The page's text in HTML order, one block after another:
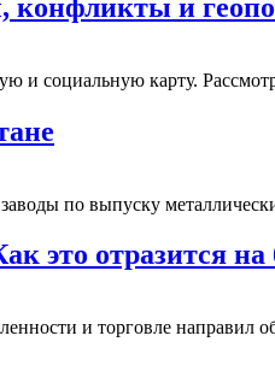
и
и социальную карту.
по выпуску
это отразится
и торговле направил